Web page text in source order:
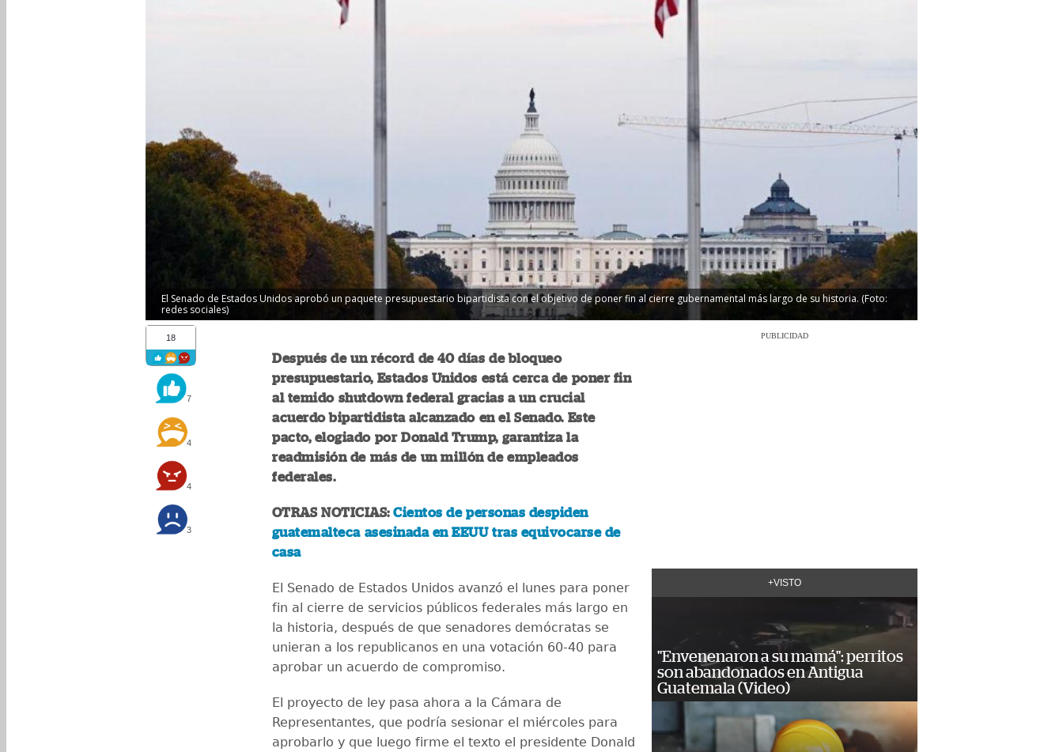
El Senado de Estados Unidos aprobó un paquete presupuestario bipartidista con el objetivo de poner fin al cierre gubernamental más largo de su historia. (Foto:
redes sociales)
18
7
4
4
3
Después de un récord de 40 días de bloqueo
presupuestario, Estados Unidos está cerca de poner fin
al temido shutdown federal gracias a un crucial
acuerdo bipartidista alcanzado en el Senado. Este
pacto, elogiado por Donald Trump, garantiza la
readmisión de más de un millón de empleados
federales.
OTRAS NOTICIAS:Cientos de personas despiden
guatemalteca asesinada en EEUU tras equivocarse de
casa
El Senado de Estados Unidos avanzó el lunes para poner
fin al cierre de servicios públicos federales más largo en
la historia, después de que senadores demócratas se
unieran a los republicanos en una votación 60-40 para
aprobar un acuerdo de compromiso.
El proyecto de ley pasa ahora a la Cámara de
Representantes, que podría sesionar el miércoles para
aprobarlo y que luego firme el texto el presidente Donald
PUBLICIDAD
+VISTO
"Envenenaron a su mamá": perritos
son abandonados en Antigua
Guatemala (Video)